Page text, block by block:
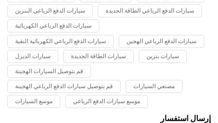
سيارات الدفع الرباعي البنزين سيارات الدفع الرباعي الطاقة الجديدة
سيارات الدفع الرباعي الكهربائية
سيارات الدفع الرباعي الكهربائية النقية سيارات الدفع الرباعي الهجين
سيارات الديزل سيارات الطاقة الجديدة سيارات بنزين
قم بتوصيل السيارات الهجينة
قم بتوصيل سيارات الدفع الرباعي الهجينة مصنعي السيارات
موسع السيارات موسع سيارات الدفع الرباعي
إرسال استفسار